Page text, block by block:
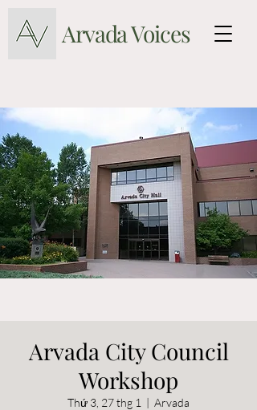
Arvada Voices
Arvada City Council
Workshop
Thứ 3, 27 thg 1
  |
Arvada